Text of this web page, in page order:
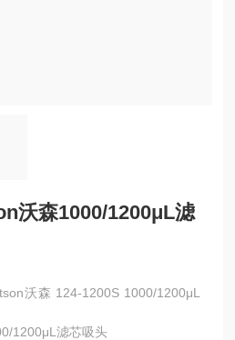
沃森1000/1200μL滤
1000/1200μL
1200μL滤芯吸头